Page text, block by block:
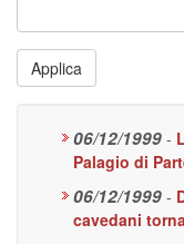
Applica
06/12/1999 -
Palagio di
06/12/1999 -
cavedani